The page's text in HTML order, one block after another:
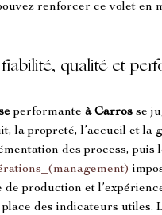
renforcer ce volet en
qualité et
performante à Carros se
la propreté, l’accueil et la
des process,
production et
des indicateurs utiles.